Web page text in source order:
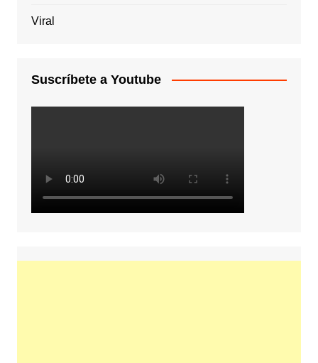
Viral
Suscríbete a Youtube